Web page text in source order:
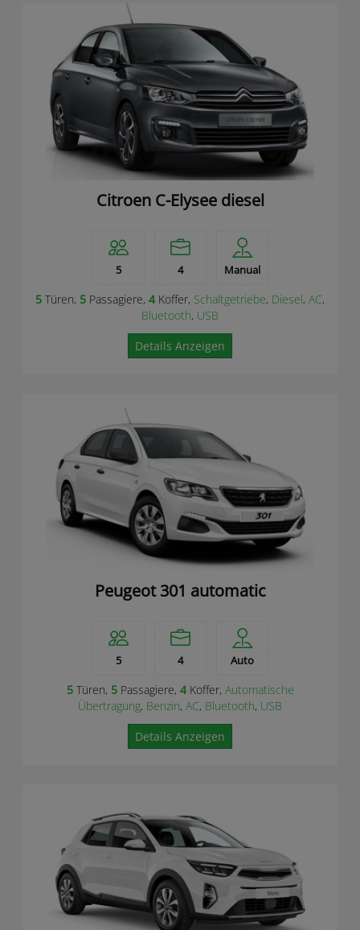
Citroen C-Elysee diesel
5 4 Manual
5 Türen, 5 Passagiere, 4Koffer, Schaltgetriebe, Diesel, AC,
Bluetooth, USB
Details Anzeigen
Peugeot 301 automatic
5 4 Auto
5Türen, 5Passagiere, 4Koffer, Automatische
Übertragung, Benzin, AC, Bluetooth, USB
Details Anzeigen